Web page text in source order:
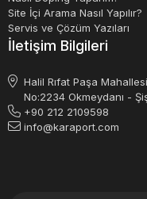
Site İçi Arama Nasıl Yapılır?
Servis ve Çözüm Yazıları
İletişim Bilgileri
Halil Rıfat Paşa
No:2234 Okmeydanı -
+90 212 2109598
info@karaport.com